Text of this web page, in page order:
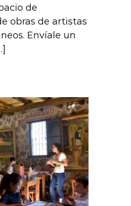
de
obras de artistas
Envíale un